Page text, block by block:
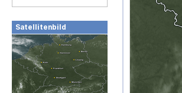
Satellitenbild